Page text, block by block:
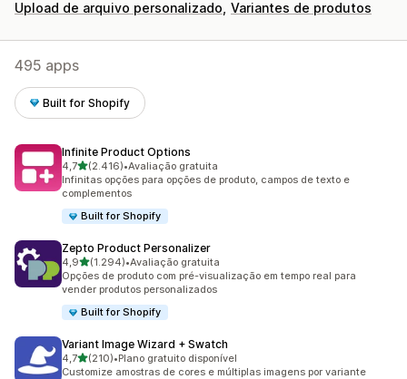
Upload de arquivo personalizado Variantes de produtos
495 apps
Built for Shopify
Infinite Product Options
4,7de 5 estrelas
(2.416)
2416 avaliações ao todo
•Avaliação gratuita
Infinitas opções para opções de produto, campos de texto e
complementos
Built for Shopify
Zepto Product Personalizer
4,9de 5 estrelas
(1.294)
1294 avaliações ao todo
•Avaliação gratuita
Opções de produto com pré-visualização em tempo real para
vender produtos personalizados
Built for Shopify
Variant Image Wizard + Swatch
4,7de 5 estrelas
(210)
210 avaliações ao todo
•Plano gratuito disponível
Customize amostras de cores e múltiplas imagens por variante